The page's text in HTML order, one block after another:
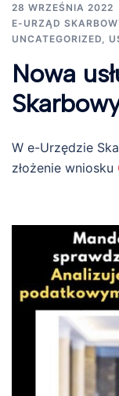
28 WRZEŚNIA 2022
E-URZĄD
UNCATEGORIZED
Nowa
W e-Urzędzie
złożenie wniosku